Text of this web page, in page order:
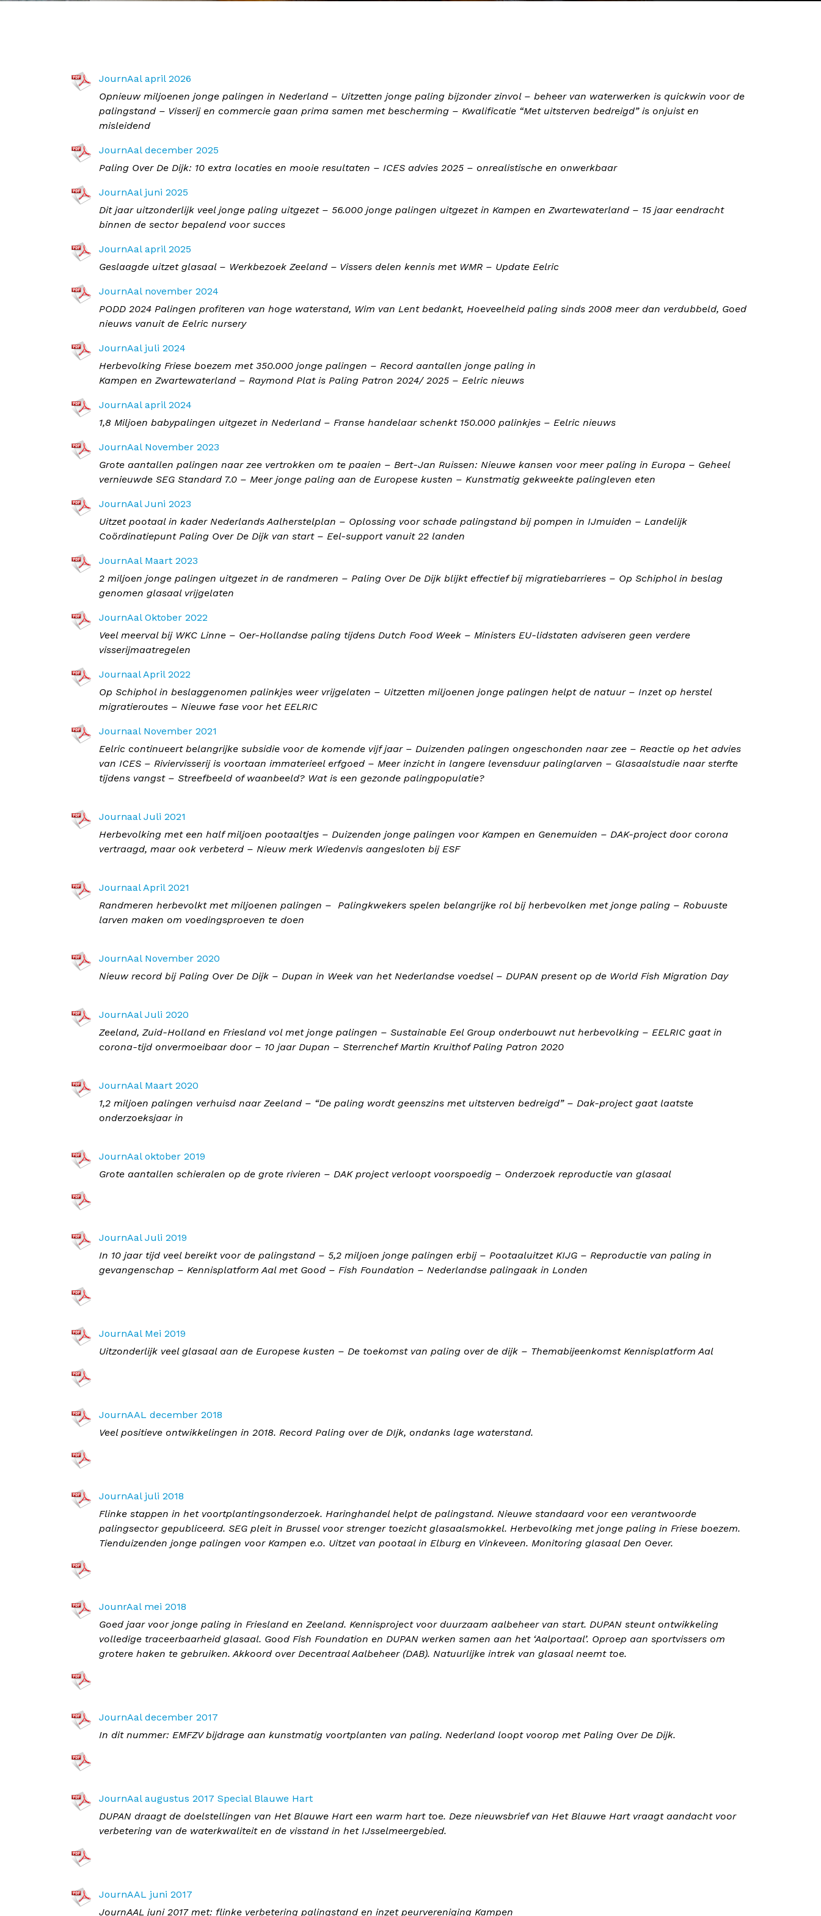
JournAal april 2026
Opnieuw miljoenen jonge palingen in Nederland – Uitzetten jonge paling bijzonder zinvol – beheer van waterwerken is quickwin voor de
palingstand – Visserij en commercie gaan prima samen met bescherming – Kwalificatie “Met uitsterven bedreigd” is onjuist en
misleidend
JournAal december 2025
Paling Over De Dijk: 10 extra locaties en mooie resultaten – ICES advies 2025 – onrealistische en onwerkbaar
JournAal juni 2025
Dit jaar uitzonderlijk veel jonge paling uitgezet – 56.000 jonge palingen uitgezet in Kampen en Zwartewaterland – 15 jaar eendracht
binnen de sector bepalend voor succes
JournAal april 2025
Geslaagde uitzet glasaal – Werkbezoek Zeeland – Vissers delen kennis met WMR – Update Eelric
JournAal november 2024
PODD 2024 Palingen profiteren van hoge waterstand, Wim van Lent bedankt, Hoeveelheid paling sinds 2008 meer dan verdubbeld, Goed
nieuws vanuit de Eelric nursery
JournAal juli 2024
Herbevolking Friese boezem met 350.000 jonge palingen – Record aantallen jonge paling in
Kampen en Zwartewaterland – Raymond Plat is Paling Patron 2024/ 2025 – Eelric nieuws
JournAal april 2024
1,8 Miljoen babypalingen uitgezet in Nederland – Franse handelaar schenkt 150.000 palinkjes – Eelric nieuws
JournAal November 2023
Grote aantallen palingen naar zee vertrokken om te paaien – Bert-Jan Ruissen: Nieuwe kansen voor meer paling in Europa – Geheel
vernieuwde SEG Standard 7.0 – Meer jonge paling aan de Europese kusten – Kunstmatig gekweekte palingleven eten
JournAal Juni 2023
Uitzet pootaal in kader Nederlands Aalherstelplan – Oplossing voor schade palingstand bij pompen in IJmuiden – Landelijk
Coördinatiepunt Paling Over De Dijk van start – Eel-support vanuit 22 landen
JournAal Maart 2023
2 miljoen jonge palingen uitgezet in de randmeren – Paling Over De Dijk blijkt effectief bij migratiebarrieres – Op Schiphol in beslag
genomen glasaal vrijgelaten
JournAal Oktober 2022
Veel meerval bij WKC Linne – Oer-Hollandse paling tijdens Dutch Food Week – Ministers EU-lidstaten adviseren geen verdere
visserijmaatregelen
Journaal April 2022
Op Schiphol in beslaggenomen palinkjes weer vrijgelaten – Uitzetten miljoenen jonge palingen helpt de natuur – Inzet op herstel
migratieroutes – Nieuwe fase voor het EELRIC
Journaal November 2021
Eelric continueert belangrijke subsidie voor de komende vijf jaar – Duizenden palingen ongeschonden naar zee – Reactie op het advies
van ICES – Riviervisserij is voortaan immaterieel erfgoed – Meer inzicht in langere levensduur palinglarven – Glasaalstudie naar sterfte
tijdens vangst – Streefbeeld of waanbeeld? Wat is een gezonde palingpopulatie?
Journaal Juli 2021
Herbevolking met een half miljoen pootaaltjes – Duizenden jonge palingen voor Kampen en Genemuiden – DAK-project door corona
vertraagd, maar ook verbeterd – Nieuw merk Wiedenvis aangesloten bij ESF
Journaal April 2021
Randmeren herbevolkt met miljoenen palingen – Palingkwekers spelen belangrijke rol bij herbevolken met jonge paling – Robuuste
larven maken om voedingsproeven te doen
JournAal November 2020
Nieuw record bij Paling Over De Dijk – Dupan in Week van het Nederlandse voedsel – DUPAN present op de World Fish Migration Day
JournAal Juli 2020
Zeeland, Zuid-Holland en Friesland vol met jonge palingen – Sustainable Eel Group onderbouwt nut herbevolking – EELRIC gaat in
corona-tijd onvermoeibaar door – 10 jaar Dupan – Sterrenchef Martin Kruithof Paling Patron 2020
JournAal Maart 2020
1,2 miljoen palingen verhuisd naar Zeeland – “De paling wordt geenszins met uitsterven bedreigd” – Dak-project gaat laatste
onderzoeksjaar in
JournAal oktober 2019
Grote aantallen schieralen op de grote rivieren – DAK project verloopt voorspoedig – Onderzoek reproductie van glasaal
JournAal Juli 2019
In 10 jaar tijd veel bereikt voor de palingstand – 5,2 miljoen jonge palingen erbij – Pootaaluitzet KIJG – Reproductie van paling in
gevangenschap – Kennisplatform Aal met Good – Fish Foundation – Nederlandse palingaak in Londen
JournAal Mei 2019
Uitzonderlijk veel glasaal aan de Europese kusten – De toekomst van paling over de dijk – Themabijeenkomst Kennisplatform Aal
JournAAL december 2018
Veel positieve ontwikkelingen in 2018. Record Paling over de DIjk, ondanks lage waterstand.
JournAal juli 2018
Flinke stappen in het voortplantingsonderzoek. Haringhandel helpt de palingstand. Nieuwe standaard voor een verantwoorde
palingsector gepubliceerd. SEG pleit in Brussel voor strenger toezicht glasaalsmokkel. Herbevolking met jonge paling in Friese boezem.
Tienduizenden jonge palingen voor Kampen e.o. Uitzet van pootaal in Elburg en Vinkeveen. Monitoring glasaal Den Oever.
JounrAal mei 2018
Goed jaar voor jonge paling in Friesland en Zeeland. Kennisproject voor duurzaam aalbeheer van start. DUPAN steunt ontwikkeling
volledige traceerbaarheid glasaal. Good Fish Foundation en DUPAN werken samen aan het ‘Aalportaal’. Oproep aan sportvissers om
grotere haken te gebruiken. Akkoord over Decentraal Aalbeheer (DAB). Natuurlijke intrek van glasaal neemt toe.
JournAal december 2017
In dit nummer: EMFZV bijdrage aan kunstmatig voortplanten van paling. Nederland loopt voorop met Paling Over De Dijk.
JournAal augustus 2017 Special Blauwe Hart
DUPAN draagt de doelstellingen van Het Blauwe Hart een warm hart toe. Deze nieuwsbrief van Het Blauwe Hart vraagt aandacht voor
verbetering van de waterkwaliteit en de visstand in het IJsselmeergebied.
JournAAL juni 2017
JournAAL juni 2017 met: flinke verbetering palingstand en inzet peurvereniging Kampen